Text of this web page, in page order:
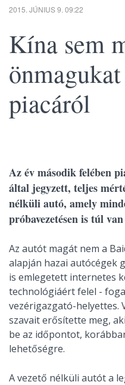
2015. JÚNIUS 9. 09:22
Kína sem
piacáról
Az év második felében
által jegyzett, teljes
nélküli autó, amely
próbavezetésen is túl
Az autót magát nem a
alapján hazai autócégek
is emlegetett internetes
technológiáért felel -
vezérigazgató-helyettes.
szavait erősítette meg,
be az időpontot,
lehetőségre.
A vezető nélküli autót a